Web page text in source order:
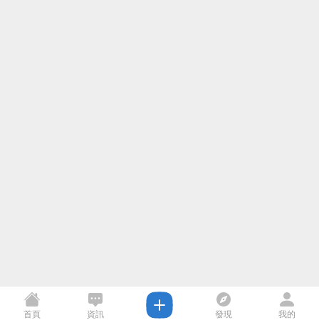
首頁 資訊 發現 我的